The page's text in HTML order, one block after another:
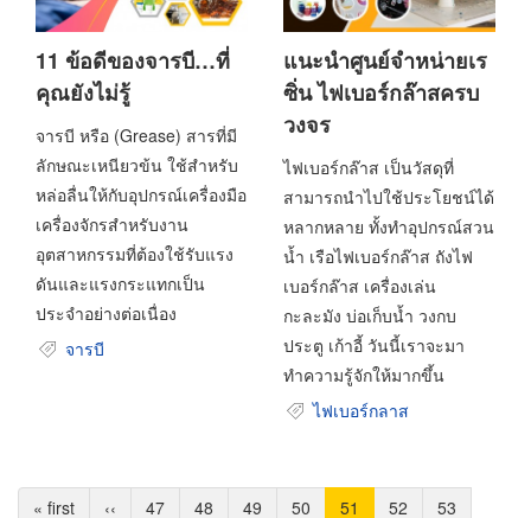
11 ข้อดีของจารบี…ที่
คุณยังไม่รู้
จารบี หรือ (Grease) สารที่มี
ลักษณะเหนียวข้น ใช้สำหรับ
หล่อลื่นให้กับอุปกรณ์เครื่องมือ
เครื่องจักรสำหรับงาน
อุตสาหกรรมที่ต้องใช้รับแรง
ดันและแรงกระแทกเป็น
ประจำอย่างต่อเนื่อง
จารบี
แนะนำศูนย์จำหน่ายเร
ซิ่น ไฟเบอร์กล๊าสครบ
วงจร
ไฟเบอร์กล๊าส เป็นวัสดุที่
สามารถนำไปใช้ประโยชน์ได้
หลากหลาย ทั้งทำอุปกรณ์สวน
น้ำ เรือไฟเบอร์กล๊าส ถังไฟ
เบอร์กล๊าส เครื่องเล่น
กะละมัง บ่อเก็บน้ำ วงกบ
ประตู เก้าอี้ วันนี้เราจะมา
ทำความรู้จักให้มากขึ้น
ไฟเบอร์กลาส
Pagination
หน้า
« first หน้า
‹‹ Page
47 Page
48 Page
49 Page
50 Current
51 Page
52 Page
53